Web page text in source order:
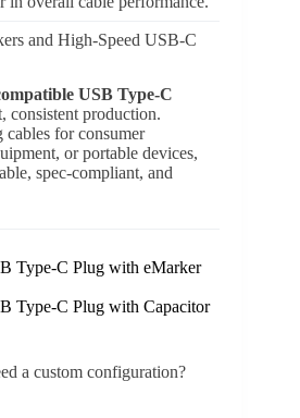
and High-Speed USB-C
USB Type-C
consistent production.
for consumer
or portable devices,
spec-compliant, and
Type-C Plug with eMarker
Type-C Plug with Capacitor
a custom configuration?